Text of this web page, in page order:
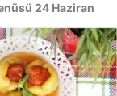
24 Haziran